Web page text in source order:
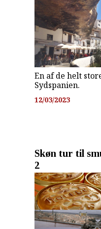
En af de helt
Sydspanien.
12/03/2023
Skøn tur til
2